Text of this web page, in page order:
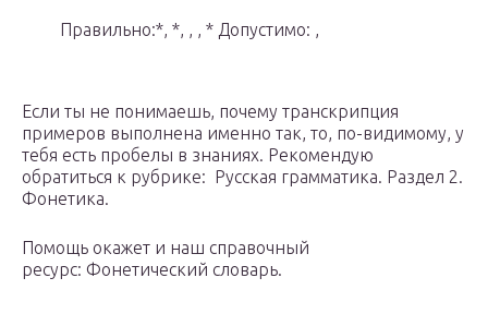
Правильно:*, *, , , * Допустимо: ,
Если ты не понимаешь, почему транскрипция
примеров выполнена именно так, то, по-видимому, у
тебя есть пробелы в знаниях. Рекомендую
обратиться к рубрике: Русская грамматика. Раздел 2.
Фонетика.
Помощь окажет и наш справочный
ресурс: Фонетический словарь.